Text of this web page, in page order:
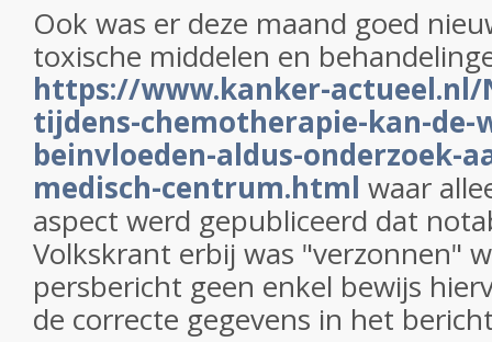
Ook was er deze maand goed
toxische middelen en
https://www.kanker-actueel.nl/
tijdens-chemotherapie-kan-de-
beinvloeden-aldus-onderzoek-
medisch-centrum.html waar
aspect werd gepubliceerd dat
Volkskrant erbij was "verzonnen"
persbericht geen enkel bewijs
de correcte gegevens in het